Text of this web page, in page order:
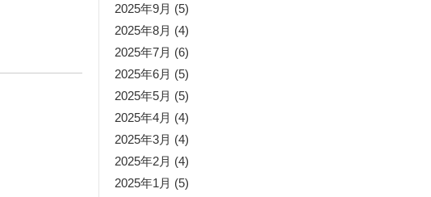
2025年9月 (5)
2025年8月 (4)
2025年7月 (6)
2025年6月 (5)
2025年5月 (5)
2025年4月 (4)
2025年3月 (4)
2025年2月 (4)
2025年1月 (5)